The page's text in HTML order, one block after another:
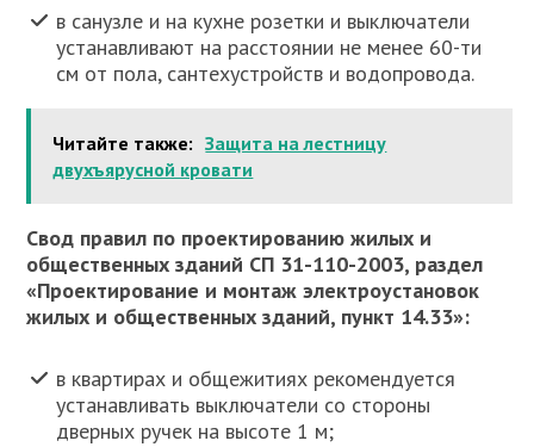
в санузле и на кухне розетки и выключатели
устанавливают на расстоянии не менее 60-ти
см от пола, сантехустройств и водопровода.
Читайте также: Защита на лестницу
двухъярусной кровати
Свод правил по проектированию жилых и
общественных зданий СП 31-110-2003, раздел
«Проектирование и монтаж электроустановок
жилых и общественных зданий, пункт 14.33»:
в квартирах и общежитиях рекомендуется
устанавливать выключатели со стороны
дверных ручек на высоте 1 м;